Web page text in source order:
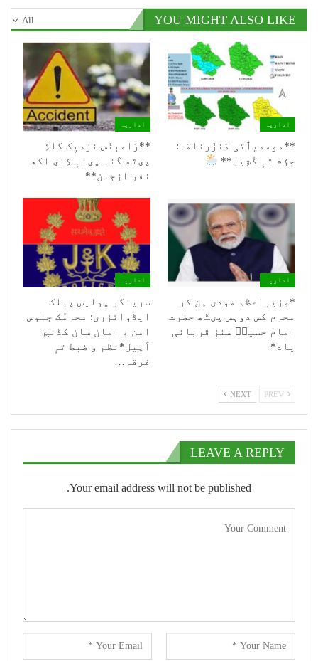
All YOU MIGHT ALSO LIKE
اداریہ
**موسمیٲتی مَنزَرنامَہ:
جۆم تہٕ کٔشِیر**
اداریہ
**رَامبنَس نزدیٖک گاڈِ
پؠٹھ کَنہ پؠنہٕ کِنؠ اکھ
نفر ازجان**
اداریہ
*وزیراعظم مودی ہن کر
محرم کس دۄہس پؠٹھ حضرت
امام حسینؑ سنز قربانی
یاد*
اداریہ
سرینگر پولیس پبلک
ایڈوائزری: محرمُک جلوس
امن و امان سان کڈنچ
اَپیل*نظم و ضبط تہٕ
فرقہ…
NEXT
LEAVE A REPLY
Your email address will not be published.